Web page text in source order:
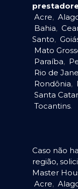
Acre,
Bahia,
Santo,
Mato
Paraíba,
Rio de
Rondônia,
Santa
Tocantins.
Caso não
região,
Master
Acre,